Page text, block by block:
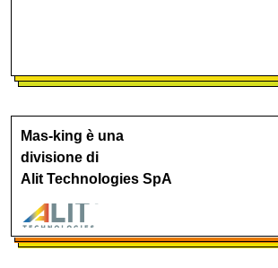
Mas-king è una
divisione di
Alit Technologies SpA